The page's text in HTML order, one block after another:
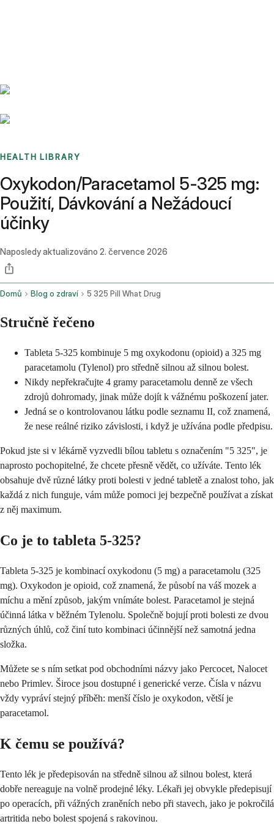
HEALTH LIBRARY
Oxykodon/Paracetamol 5-325 mg:
Použití, Dávkování a Nežádoucí
účinky
Naposledy aktualizováno 2. července 2026
Domů Blog o zdraví 5 325 Pill What Drug
Stručně řečeno
Tableta 5-325 kombinuje 5 mg oxykodonu (opioid) a 325 mg
paracetamolu (Tylenol) pro středně silnou až silnou bolest.
Nikdy nepřekračujte 4 gramy paracetamolu denně ze všech
zdrojů dohromady, jinak může dojít k vážnému poškození jater.
Jedná se o kontrolovanou látku podle seznamu II, což znamená,
že nese reálné riziko závislosti, i když je užívána podle předpisu.
Pokud jste si v lékárně vyzvedli bílou tabletu s označením "5 325", je
naprosto pochopitelné, že chcete přesně vědět, co užíváte. Tento lék
obsahuje dvě různé látky proti bolesti v jedné tabletě a znalost toho, jak
každá z nich funguje, vám může pomoci jej bezpečně používat a získat
z něj maximum.
Co je to tableta 5-325?
Tableta 5-325 je kombinací oxykodonu (5 mg) a paracetamolu (325
mg). Oxykodon je opioid, což znamená, že působí na váš mozek a
míchu a mění způsob, jakým vnímáte bolest. Paracetamol je stejná
účinná látka v běžném Tylenolu. Společně bojují proti bolesti ze dvou
různých úhlů, což činí tuto kombinaci účinnější než samotná jedna
složka.
Můžete se s ním setkat pod obchodními názvy jako Percocet, Nalocet
nebo Primlev. Široce jsou dostupné i generické verze. Čísla v názvu
vždy vypráví stejný příběh: menší číslo je oxykodon, větší je
paracetamol.
K čemu se používá?
Tento lék je předepisován na středně silnou až silnou bolest, která
dobře nereaguje na volně prodejné léky. Lékaři jej obvykle předepisují
po operacích, při vážných zraněních nebo při stavech, jako je pokročilá
artritida nebo bolest spojená s rakovinou.